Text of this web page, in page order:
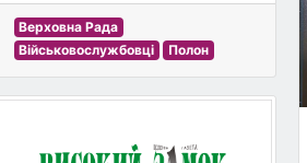
Верховна Рада
Військовослужбовці
Полон